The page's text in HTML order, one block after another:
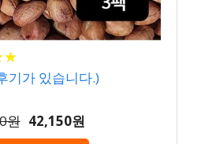
★
★
기가 있습니다.)
원 42,150원